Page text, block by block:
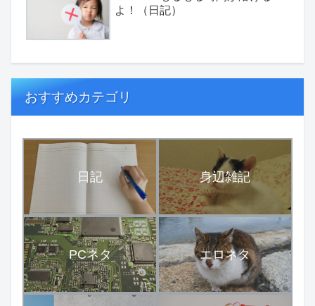
よ！（日記）
おすすめカテゴリ
日記 身辺雑記
PCネタ エロネタ